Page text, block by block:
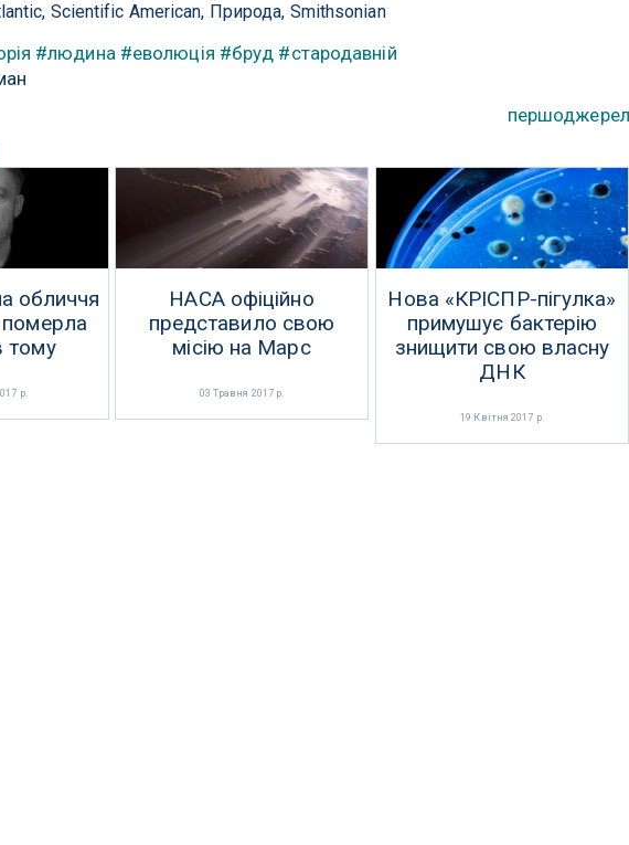
Scientific American, Природа, Smithsonian
#людина #еволюція #бруд #стародавній
обличчя
тому
р.
НАСА офіційно
представило свою
місію на Марс
03 Травня 2017 р.
Нова «КРІСПР-пігулка»
примушує бактерію
знищити свою власну
ДНК
19 Квітня 2017 р.